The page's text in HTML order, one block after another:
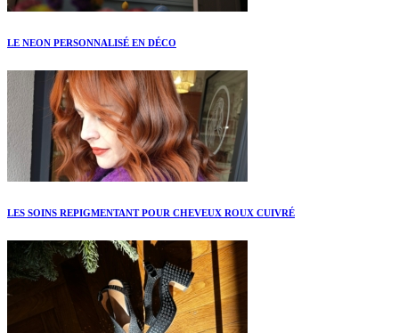
LE NEON PERSONNALISÉ EN DÉCO
LES SOINS REPIGMENTANT POUR CHEVEUX ROUX CUIVRÉ